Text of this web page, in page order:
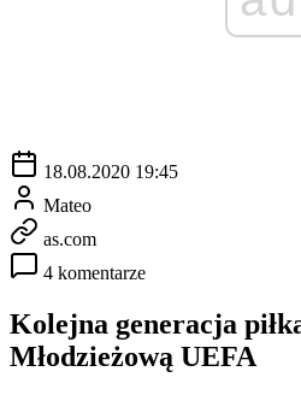
18.08.2020 19:45
Mateo
as.com
4 komentarze
Kolejna generacja
Młodzieżową UEFA